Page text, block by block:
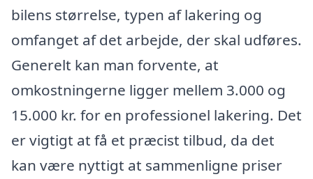
bilens størrelse, typen af lakering og
omfanget af det arbejde, der skal udføres.
Generelt kan man forvente, at
omkostningerne ligger mellem 3.000 og
15.000 kr. for en professionel lakering. Det
er vigtigt at få et præcist tilbud, da det
kan være nyttigt at sammenligne priser